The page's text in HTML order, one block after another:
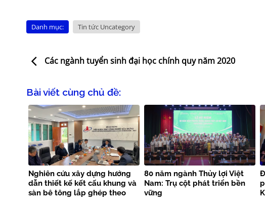
Danh mục: Tin tức Uncategory
Các ngành tuyển sinh đại học chính quy năm 2020
Bài viết cùng chủ đề:
Nghiên cứu xây dựng hướng
dẫn thiết kế kết cấu khung và
sàn bê tông lắp ghép theo
80 năm ngành Thủy lợi Việt
Nam: Trụ cột phát triển bền
vững